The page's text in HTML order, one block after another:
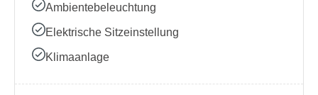
Ambientebeleuchtung
Elektrische Sitzeinstellung
Klimaanlage